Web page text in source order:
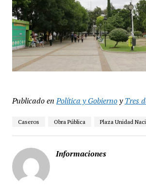
Publicado en Política y GobiernoyTres
Caseros Obra Pública Plaza Unidad
Informaciones